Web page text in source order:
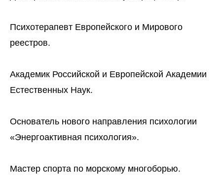
Психотерапевт Европейского и Мирового
реестров.
Академик Российской и Европейской Академии
Естественных Наук.
Основатель нового направления психологии
«Энергоактивная психология».
Мастер спорта по морскому многоборью.